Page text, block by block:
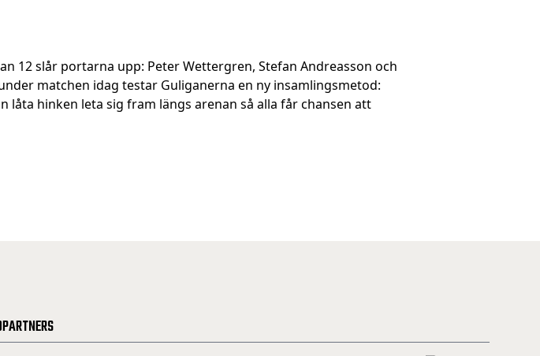
12 slår portarna upp: Peter Wettergren, Stefan Andreasson och
matchen idag testar Guliganerna en ny insamlingsmetod:
hinken leta sig fram längs arenan så alla får chansen att